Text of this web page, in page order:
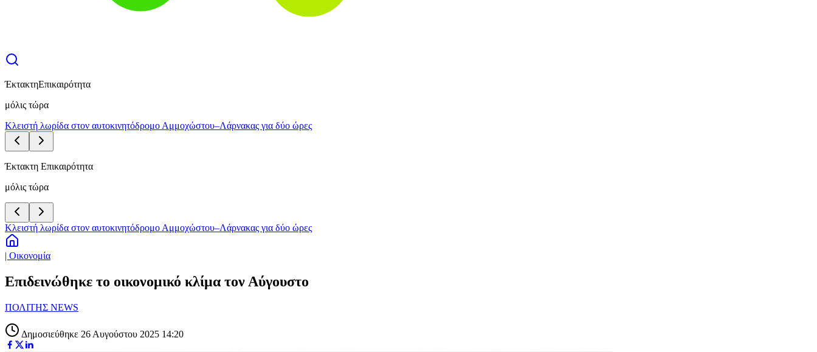
ΈκτακτηΕπικαιρότητα
μόλις τώρα
Κλειστή λωρίδα στον αυτοκινητόδρομο Αμμοχώστου–Λάρνακας για δύο ώρες
Έκτακτη Επικαιρότητα
μόλις τώρα
Κλειστή λωρίδα στον αυτοκινητόδρομο Αμμοχώστου–Λάρνακας για δύο ώρες
| Οικονομία
Επιδεινώθηκε το οικονομικό κλίμα τον Αύγουστο
ΠΟΛΙΤΗΣ NEWS
Δημοσιεύθηκε 26 Αυγούστου 2025 14:20